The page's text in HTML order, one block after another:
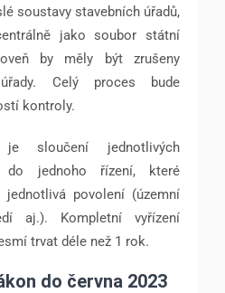
soustavy stavebních úřadů,
jako soubor státní
by měly být zrušeny
Celý proces bude
kontroly.
je sloučení jednotlivých
do jednoho řízení, které
povolení (územní
aj.). Kompletní vyřízení
trvat déle než 1 rok.
do června 2023